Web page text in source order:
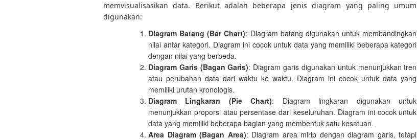
memvisualisasikan data. Berikut adalah beberapa jenis diagram yang paling umum
digunakan:
Diagram Batang (Bar Chart): Diagram batang digunakan untuk membandingkan
nilai antar kategori. Diagram ini cocok untuk data yang memiliki beberapa kategori
dengan nilai yang berbeda.
Diagram Garis (Bagan Garis): Diagram garis digunakan untuk menunjukkan tren
atau perubahan data dari waktu ke waktu. Diagram ini cocok untuk data yang
memiliki urutan kronologis.
Diagram Lingkaran (Pie Chart): Diagram lingkaran digunakan untuk
menunjukkan proporsi atau persentase dari keseluruhan. Diagram ini cocok untuk
data yang memiliki beberapa bagian yang membentuk satu kesatuan.
Area Diagram (Bagan Area): Diagram area mirip dengan diagram garis, tetapi